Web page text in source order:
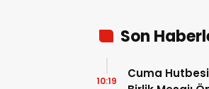
Son
Cuma
10:19